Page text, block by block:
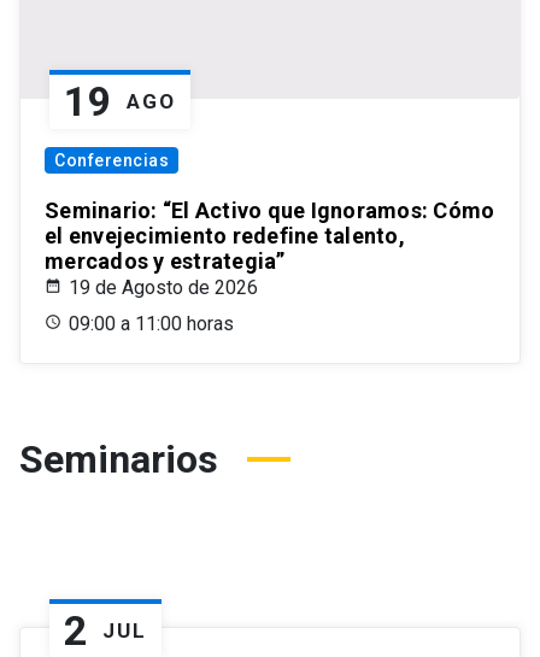
19 AGO
Conferencias
Seminario: “El Activo que Ignoramos: Cómo
el envejecimiento redefine talento,
mercados y estrategia”
19 de Agosto de 2026
09:00 a 11:00 horas
Seminarios
2 JUL